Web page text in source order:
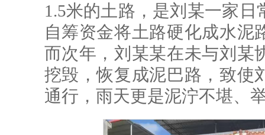
1.5米的土路，是刘某一家
自筹资金将土路硬化成水泥
而次年，刘某某在未与刘某
挖毁，恢复成泥巴路，致使
通行，雨天更是泥泞不堪、